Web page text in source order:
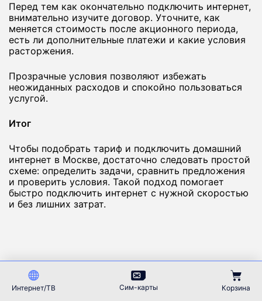
Перед тем как окончательно подключить интернет,
внимательно изучите договор. Уточните, как
меняется стоимость после акционного периода,
есть ли дополнительные платежи и какие условия
расторжения.
Прозрачные условия позволяют избежать
неожиданных расходов и спокойно пользоваться
услугой.
Итог
Чтобы подобрать тариф и подключить домашний
интернет в Москве, достаточно следовать простой
схеме: определить задачи, сравнить предложения
и проверить условия. Такой подход помогает
быстро подключить интернет с нужной скоростью
и без лишних затрат.
Лучшие тарифы в Губкинском
Интернет/ТВ Сим-карты Корзина